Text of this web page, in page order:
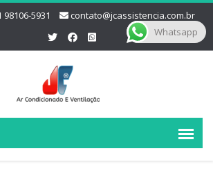
98106-5931 contato@jcassistencia.com.br
Whatsapp